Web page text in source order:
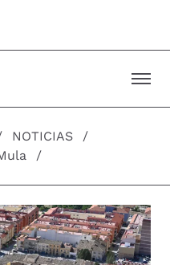
NOTICIAS